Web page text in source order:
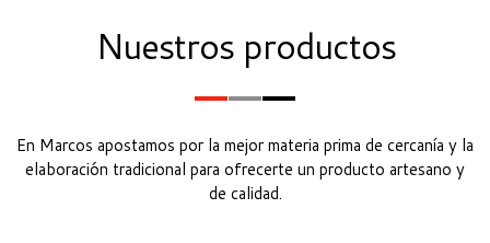
Nuestros productos
En Marcos apostamos por la mejor materia prima de cercanía y la
elaboración tradicional para ofrecerte un producto artesano y
de calidad.